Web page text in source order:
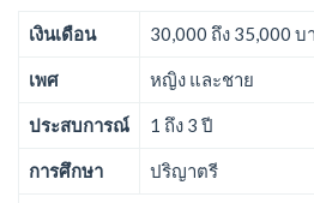
เงินเดือน 30,000 ถึง 35,000 บ
เพศ หญิง และชาย
ประสบการณ์ 1 ถึง 3 ปี
การศึกษา ปริญาตรี